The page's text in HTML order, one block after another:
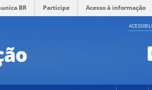
BR Participe Acesso à informação